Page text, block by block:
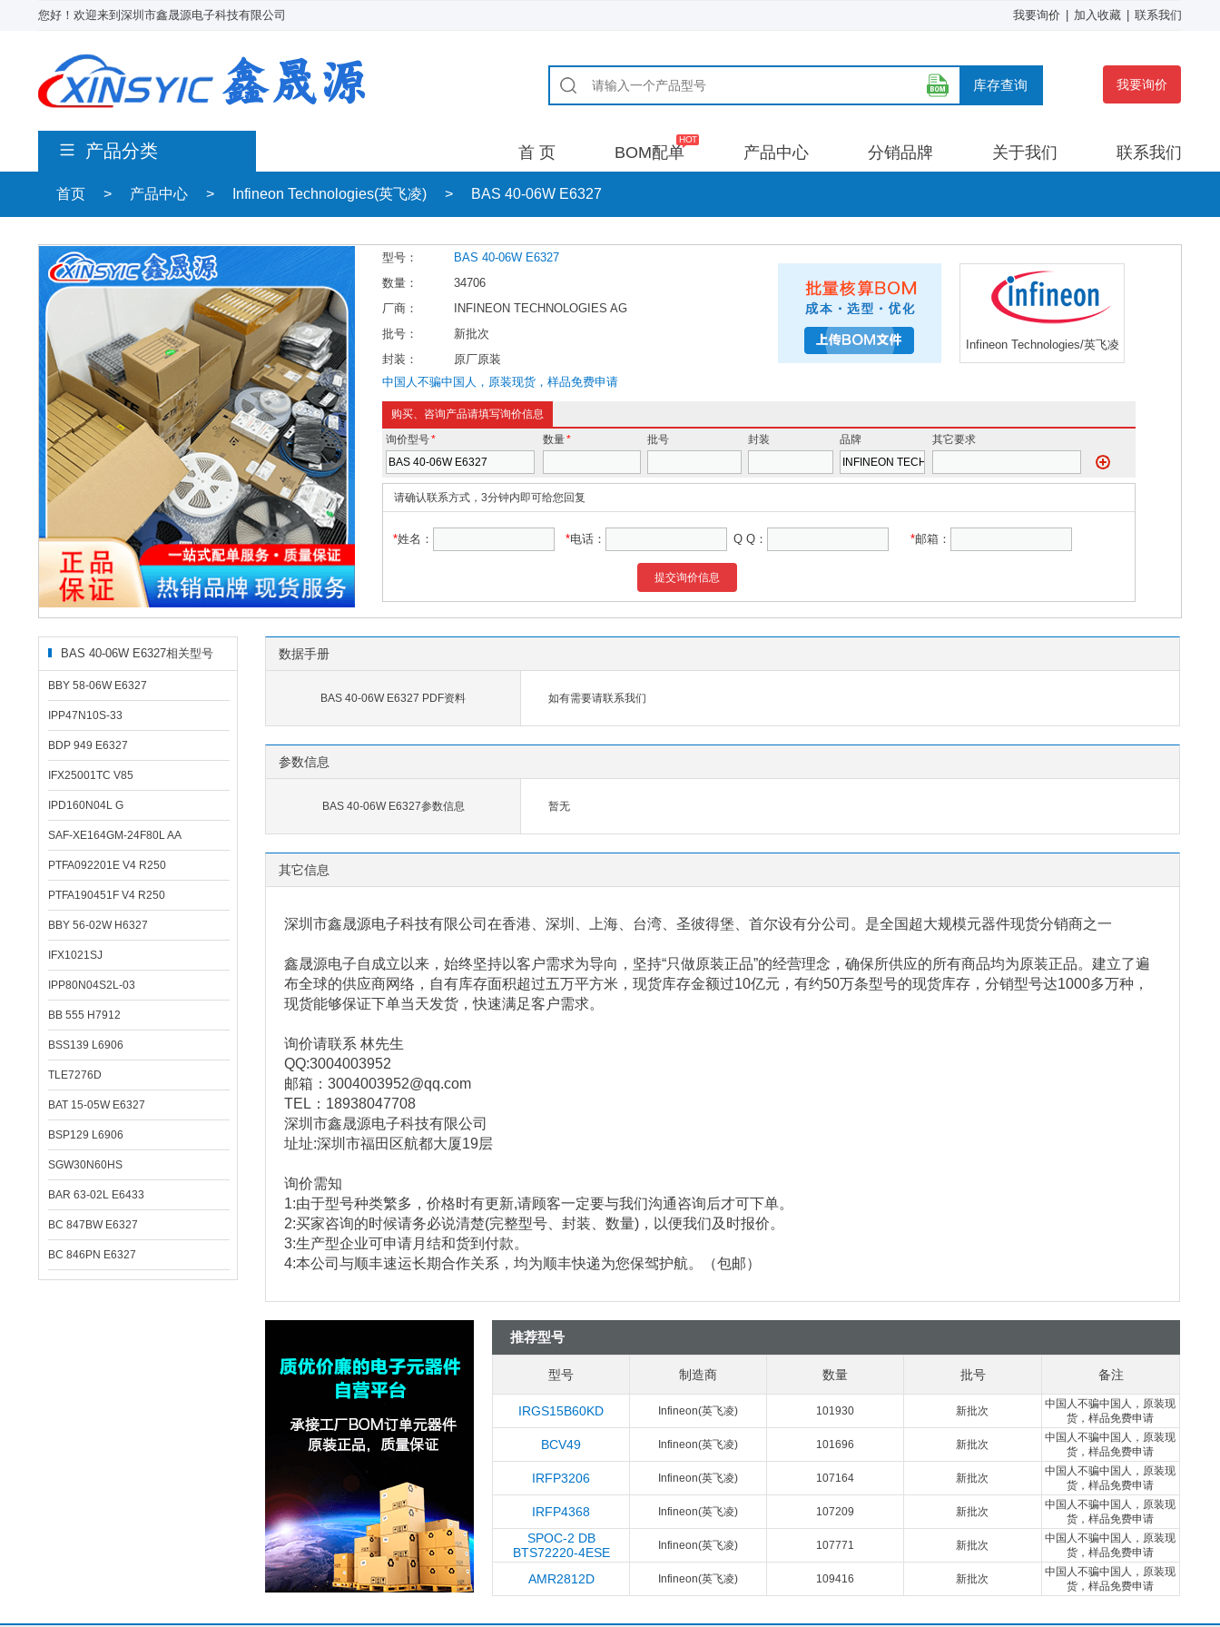
您好！欢迎来到深圳市鑫晟源电子科技有限公司 我要询价 加入收藏 联系我们
库存查询 我要询价
产品分类 首 页 BOM配单 产品中心 分销品牌 关于我们 联系我们
首页 > 产品中心 > Infineon Technologies(英飞凌) > BAS 40-06W E6327
型号：
BAS 40-06W E6327
数量：
34706
厂商：
INFINEON TECHNOLOGIES AG
批号：
新批次
封装：
原厂原装
中国人不骗中国人，原装现货，样品免费申请
Infineon Technologies/英飞凌
购买、咨询产品请填写询价信息
询价型号* 数量* 批号 封装 品牌 其它要求
请确认联系方式，3分钟内即可给您回复
*姓名： *电话： Q Q： *邮箱：
提交询价信息
BAS 40-06W E6327相关型号
BBY 58-06W E6327
IPP47N10S-33
BDP 949 E6327
IFX25001TC V85
IPD160N04L G
SAF-XE164GM-24F80L AA
PTFA092201E V4 R250
PTFA190451F V4 R250
BBY 56-02W H6327
IFX1021SJ
IPP80N04S2L-03
BB 555 H7912
BSS139 L6906
TLE7276D
BAT 15-05W E6327
BSP129 L6906
SGW30N60HS
BAR 63-02L E6433
BC 847BW E6327
BC 846PN E6327
数据手册
BAS 40-06W E6327 PDF资料 如有需要请联系我们
参数信息
BAS 40-06W E6327参数信息 暂无
其它信息
深圳市鑫晟源电子科技有限公司在香港、深圳、上海、台湾、圣彼得堡、首尔设有分公司。是全国超大规模元器件现货分销商之一
鑫晟源电子自成立以来，始终坚持以客户需求为导向，坚持“只做原装正品”的经营理念，确保所供应的所有商品均为原装正品。建立了遍
布全球的供应商网络，自有库存面积超过五万平方米，现货库存金额过10亿元，有约50万条型号的现货库存，分销型号达1000多万种，
现货能够保证下单当天发货，快速满足客户需求。
询价请联系 林先生
QQ:3004003952
邮箱： 3004003952@qq.com
TEL ： 18938047708
深圳市鑫晟源电子科技有限公司
址址:深圳市福田区航都大厦19层
询价需知
1:由于型号种类繁多，价格时有更新,请顾客一定要与我们沟通咨询后才可下单。
2:买家咨询的时候请务必说清楚(完整型号、封装、数量) ，以便我们及时报价。
3:生产型企业可申请月结和货到付款。
4:本公司与顺丰速运长期合作关系，均为顺丰快递为您保驾护航。（包邮）
推荐型号
型号 制造商 数量 批号 备注
IRGS15B60KD Infineon(英飞凌) 101930 新批次
中国人不骗中国人，原装现
货，样品免费申请
BCV49 Infineon(英飞凌) 101696 新批次
中国人不骗中国人，原装现
货，样品免费申请
IRFP3206 Infineon(英飞凌) 107164 新批次
中国人不骗中国人，原装现
货，样品免费申请
IRFP4368 Infineon(英飞凌) 107209 新批次
中国人不骗中国人，原装现
货，样品免费申请
SPOC-2 DB
BTS72220-4ESE
Infineon(英飞凌) 107771 新批次
中国人不骗中国人，原装现
货，样品免费申请
AMR2812D Infineon(英飞凌) 109416 新批次
中国人不骗中国人，原装现
货，样品免费申请